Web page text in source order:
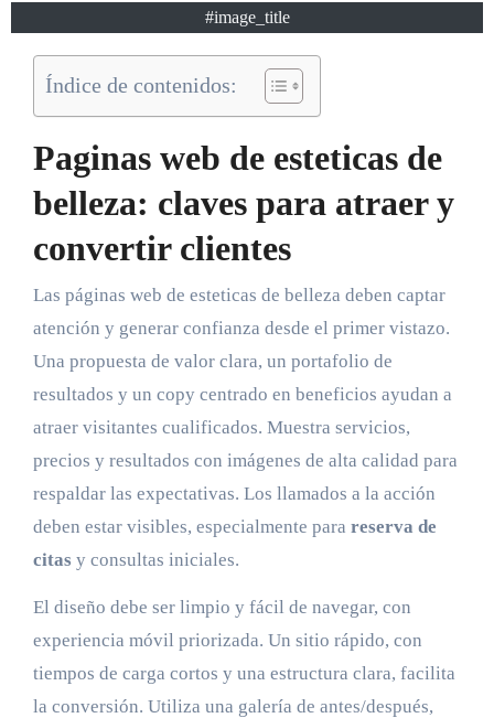
#image_title
Índice de contenidos:
Paginas web de esteticas de
belleza: claves para atraer y
convertir clientes
Las páginas web de esteticas de belleza deben captar
atención y generar confianza desde el primer vistazo.
Una propuesta de valor clara, un portafolio de
resultados y un copy centrado en beneficios ayudan a
atraer visitantes cualificados. Muestra servicios,
precios y resultados con imágenes de alta calidad para
respaldar las expectativas. Los llamados a la acción
deben estar visibles, especialmente para reserva de
citas y consultas iniciales.
El diseño debe ser limpio y fácil de navegar, con
experiencia móvil priorizada. Un sitio rápido, con
tiempos de carga cortos y una estructura clara, facilita
la conversión. Utiliza una galería de antes/después,